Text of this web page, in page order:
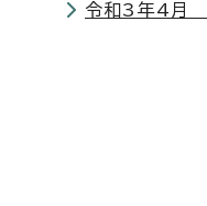
令和3年4月